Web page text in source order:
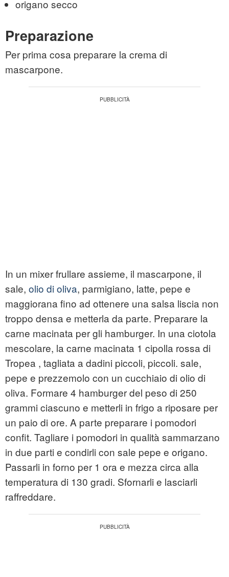
origano secco
Preparazione
Per prima cosa preparare la crema di
mascarpone.
In un mixer frullare assieme, il mascarpone, il
sale, olio di oliva, parmigiano, latte, pepe e
maggiorana fino ad ottenere una salsa liscia non
troppo densa e metterla da parte. Preparare la
carne macinata per gli hamburger. In una ciotola
mescolare, la carne macinata 1 cipolla rossa di
Tropea , tagliata a dadini piccoli, piccoli. sale,
pepe e prezzemolo con un cucchiaio di olio di
oliva. Formare 4 hamburger del peso di 250
grammi ciascuno e metterli in frigo a riposare per
un paio di ore. A parte preparare i pomodori
confit. Tagliare i pomodori in qualità sammarzano
in due parti e condirli con sale pepe e origano.
Passarli in forno per 1 ora e mezza circa alla
temperatura di 130 gradi. Sfornarli e lasciarli
raffreddare.